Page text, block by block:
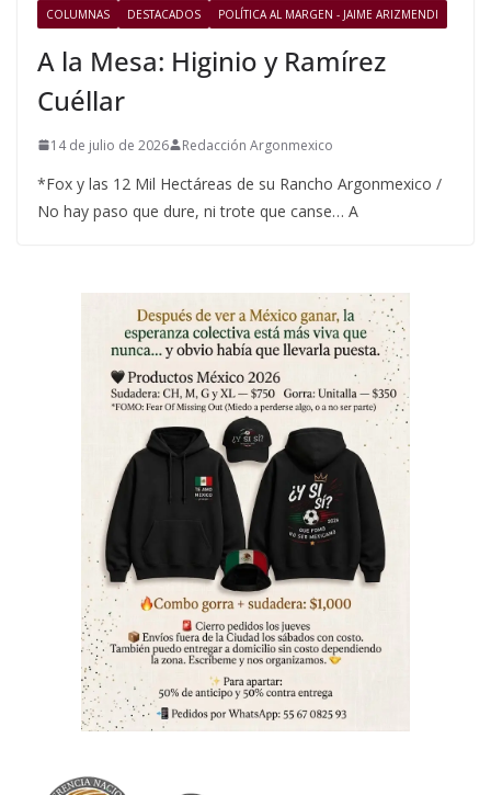
COLUMNAS DESTACADOS POLÍTICA AL MARGEN - JAIME ARIZMENDI
A la Mesa: Higinio y Ramírez
Cuéllar
14 de julio de 2026 Redacción Argonmexico
*Fox y las 12 Mil Hectáreas de su Rancho Argonmexico /
No hay paso que dure, ni trote que canse… A